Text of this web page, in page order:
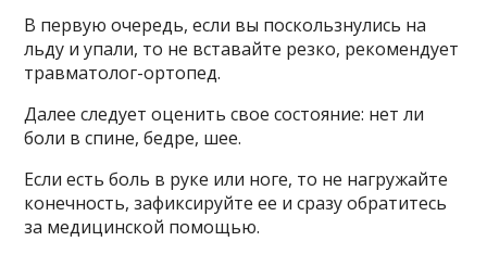
В первую очередь, если вы поскользнулись на
льду и упали, то не вставайте резко, рекомендует
травматолог-ортопед.
Далее следует оценить свое состояние: нет ли
боли в спине, бедре, шее.
Если есть боль в руке или ноге, то не нагружайте
конечность, зафиксируйте ее и сразу обратитесь
за медицинской помощью.